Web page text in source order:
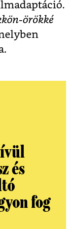
örökké
és
fog